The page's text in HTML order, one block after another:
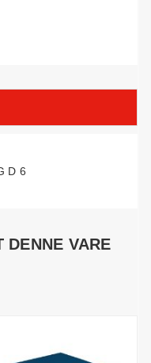
D 6
DENNE VARE